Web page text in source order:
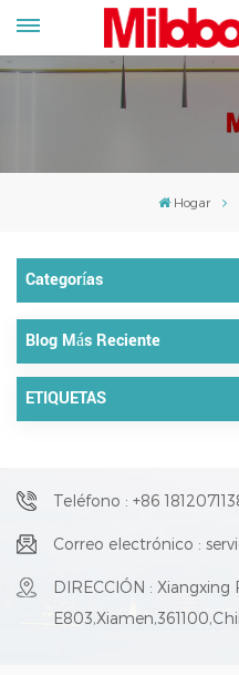
Hogar
Categorías
Blog Más Reciente
ETIQUETAS
Teléfono : +86
Correo electrónico :
DIRECCIÓN : Xiangxing